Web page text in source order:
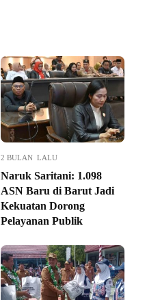
2 BULAN LALU
Naruk Saritani: 1.098
ASN Baru di Barut Jadi
Kekuatan Dorong
Pelayanan Publik